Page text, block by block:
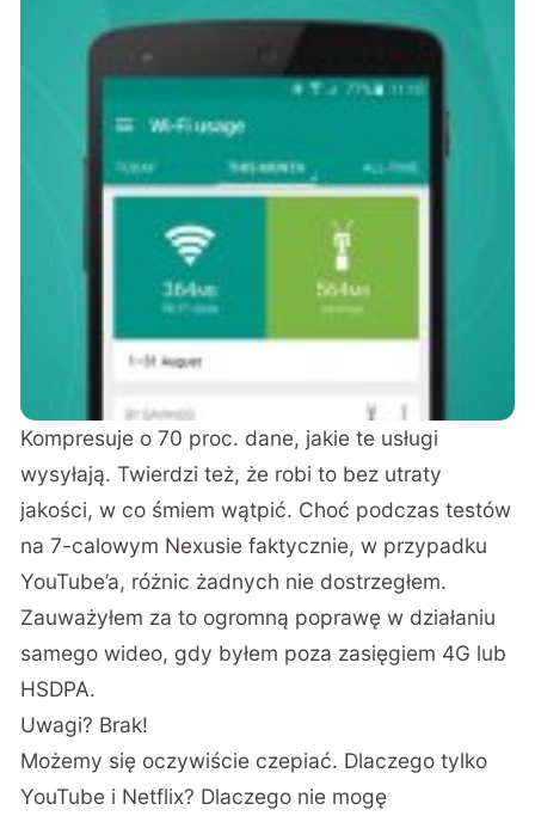
Kompresuje o 70 proc. dane, jakie te usługi
wysyłają. Twierdzi też, że robi to bez utraty
jakości, w co śmiem wątpić. Choć podczas testów
na 7-calowym Nexusie faktycznie, w przypadku
YouTube’a, różnic żadnych nie dostrzegłem.
Zauważyłem za to ogromną poprawę w działaniu
samego wideo, gdy byłem poza zasięgiem 4G lub
HSDPA.
Uwagi? Brak!
Możemy się oczywiście czepiać. Dlaczego tylko
YouTube i Netflix? Dlaczego nie mogę